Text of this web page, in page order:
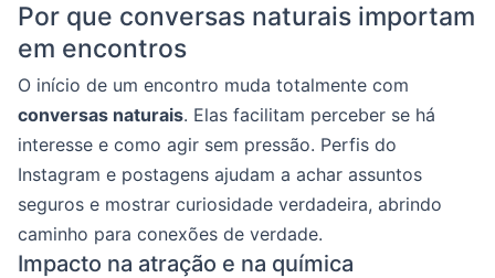
Por que conversas naturais importam
em encontros
O início de um encontro muda totalmente com
conversas naturais. Elas facilitam perceber se há
interesse e como agir sem pressão. Perfis do
Instagram e postagens ajudam a achar assuntos
seguros e mostrar curiosidade verdadeira, abrindo
caminho para conexões de verdade.
Impacto na atração e na química